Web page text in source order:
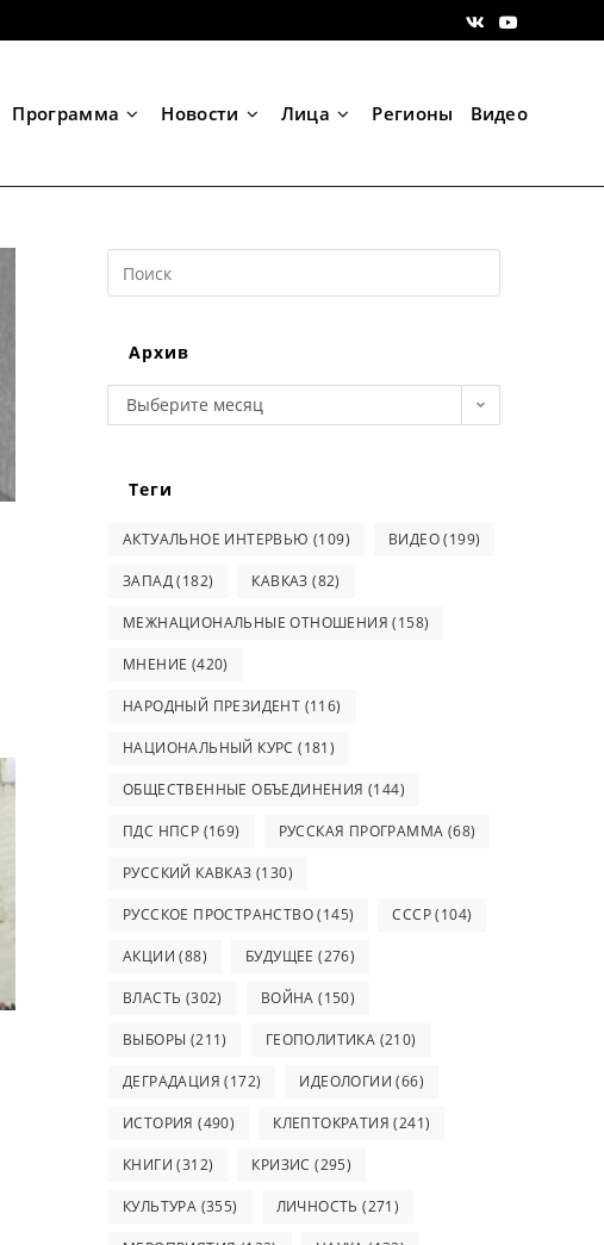
Программа Новости Лица Регионы Видео
Search
this
Архив
Архив
Выберите месяц
Теги
АКТУАЛЬНОЕ ИНТЕРВЬЮ (109) ВИДЕО(199)
ЗАПАД(182) КАВКАЗ (82)
МЕЖНАЦИОНАЛЬНЫЕ ОТНОШЕНИЯ (158)
МНЕНИЕ (420)
НАРОДНЫЙ ПРЕЗИДЕНТ (116)
НАЦИОНАЛЬНЫЙ КУРС (181)
ОБЩЕСТВЕННЫЕ ОБЪЕДИНЕНИЯ (144)
ПДС НПСР (169) РУССКАЯ ПРОГРАММА (68)
РУССКИЙ КАВКАЗ (130)
РУССКОЕ ПРОСТРАНСТВО(145) СССР(104)
АКЦИИ (88) БУДУЩЕЕ (276)
ВЛАСТЬ (302) ВОЙНА (150)
ВЫБОРЫ (211) ГЕОПОЛИТИКА (210)
ДЕГРАДАЦИЯ (172) ИДЕОЛОГИИ (66)
ИСТОРИЯ (490) КЛЕПТОКРАТИЯ (241)
КНИГИ (312) КРИЗИС (295)
КУЛЬТУРА (355) ЛИЧНОСТЬ (271)